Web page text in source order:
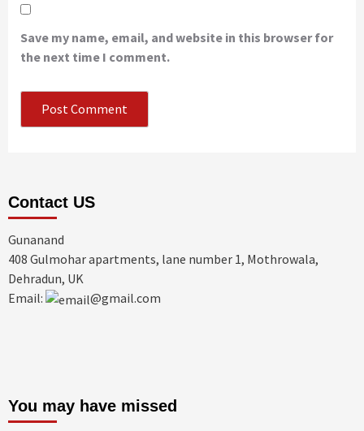
Save my name, email, and website in this browser for
the next time I comment.
Contact US
Gunanand
408 Gulmohar apartments, lane number 1, Mothrowala,
Dehradun, UK
Email:
@gmail.com
You may have missed